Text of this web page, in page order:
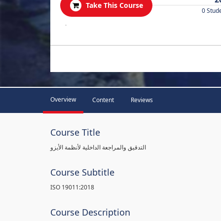
Take This Course
0
.
Overview Content Reviews
Course Title
التدقيق والمراجعة الداخلية لأنظمة الأيزو
Course Subtitle
ISO 19011:2018
Course Description